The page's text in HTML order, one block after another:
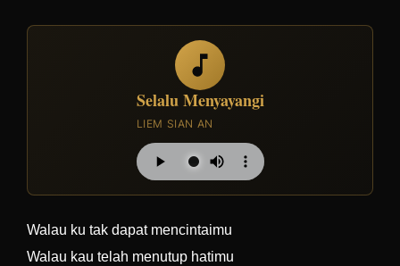
Selalu Menyayangi
LIEM SIAN AN
Walau ku tak dapat mencintaimu
Walau kau telah menutup hatimu